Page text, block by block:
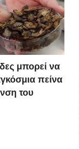
μπορεί να
πείνα
του